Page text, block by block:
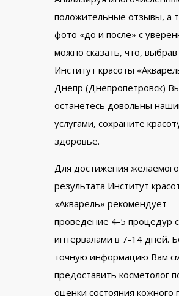
положительные отзывы, а
фото «до и после» с
можно сказать, что, выбрав
Институт красоты
Днепр (Днепропетровск)
останетесь довольны
услугами, сохраните
здоровье.
Для достижения желаемого
результата Институт
«Акварель» рекомендует
проведение 4-5 процедур с
интервалами в 7-14 дней.
точную информацию Вам
предоставить косметолог
оценки состояния кожного